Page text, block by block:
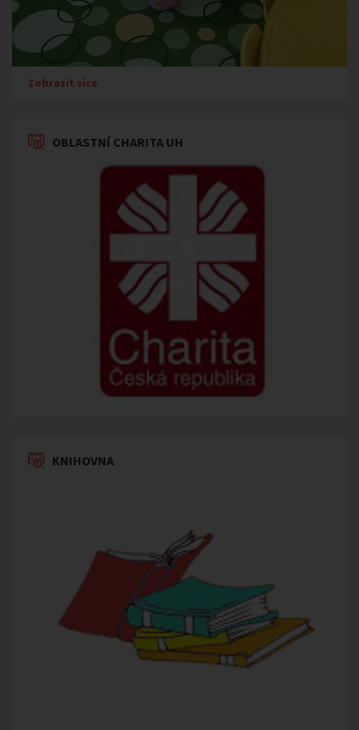
Zobrazit více
OBLASTNÍ CHARITA UH
KNIHOVNA